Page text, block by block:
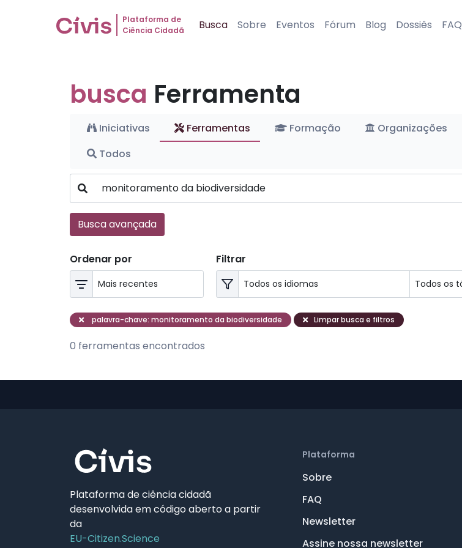
Plataforma de
Ciência Cidadã
Busca Sobre Eventos Fórum Blog Dossiês FAQ
busca Ferramenta
Iniciativas Ferramentas Formação Organizações
Todos
Busca avançada
Ordenar por Filtrar
palavra-chave: monitoramento da biodiversidade Limpar busca e filtros
0 ferramentas encontrados
Plataforma de ciência cidadã
desenvolvida em código aberto a partir
da
EU-Citizen.Science
Plataforma
Sobre
FAQ
Newsletter
Assine nossa newsletter